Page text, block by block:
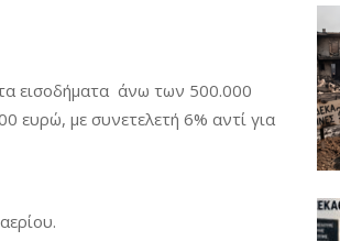
εισοδήματα άνω των 500.000
ευρώ, με συνετελετή 6% αντί για